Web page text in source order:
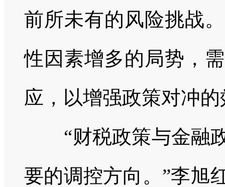
前所未有的风险挑战
性因素增多的局势，
应，以增强政策对冲
“财税政策与金融
要的调控方向。”李旭